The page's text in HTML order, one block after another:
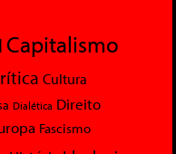
Capitalismo
Cultura
Dialética Direito
Fascismo